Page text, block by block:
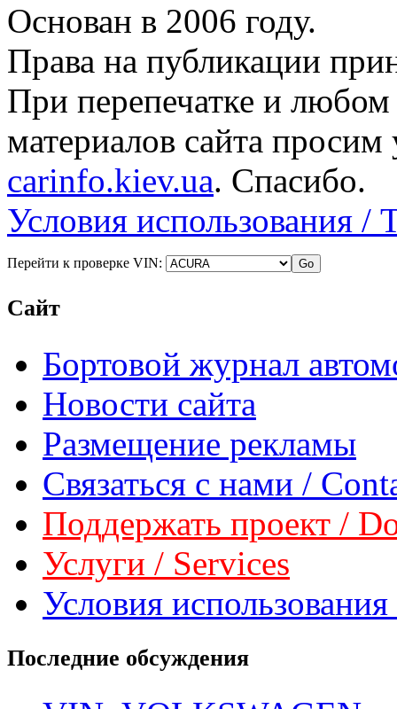
Основан в 2006 году.
Права на публикации
При перепечатке и
материалов сайта просим
carinfo.kiev.ua. Спасибо.
Условия использования /
Перейти к проверке VIN:
Сайт
Бортовой журнал
Новости сайта
Размещение рекламы
Связаться с нами /
Поддержать проект /
Услуги / Services
Условия
Последние обсуждения